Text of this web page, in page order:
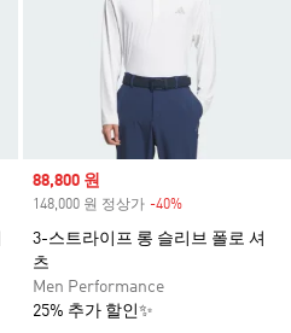
Sale price
88,800 원
148,000 원 정상가 -40%
3-스트라이프 롱 슬리브 폴로 셔
츠
Men Performance
25% 추가 할인✨